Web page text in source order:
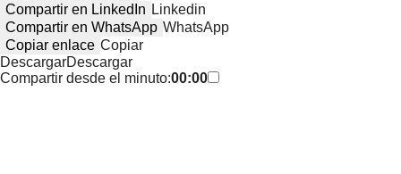
Compartir en LinkedIn Linkedin
Compartir en WhatsApp WhatsApp
Copiar enlace Copiar
DescargarDescargar
Compartir desde el minuto:00:00